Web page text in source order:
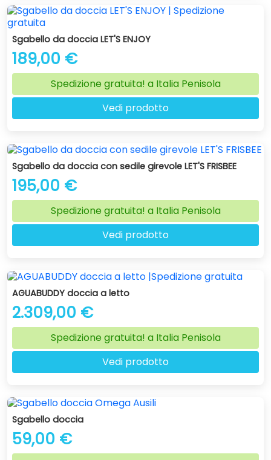
Sgabello da doccia LET'S ENJOY
189,00 €
Spedizione gratuita! a Italia Penisola
Vedi prodotto
Sgabello da doccia con sedile girevole LET'S FRISBEE
195,00 €
Spedizione gratuita! a Italia Penisola
Vedi prodotto
AGUABUDDY doccia a letto
2.309,00 €
Spedizione gratuita! a Italia Penisola
Vedi prodotto
Sgabello doccia
59,00 €